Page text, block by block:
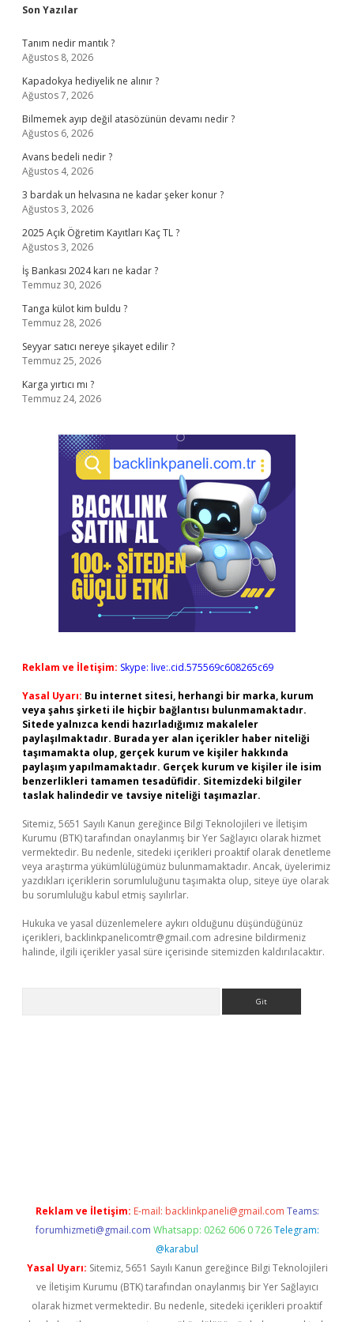
Sidebar
Son Yazılar
Tanım nedir mantık ?
Ağustos 8, 2026
Kapadokya hediyelik ne alınır ?
Ağustos 7, 2026
Bilmemek ayıp değil atasözünün devamı nedir ?
Ağustos 6, 2026
Avans bedeli nedir ?
Ağustos 4, 2026
3 bardak un helvasına ne kadar şeker konur ?
Ağustos 3, 2026
2025 Açık Öğretim Kayıtları Kaç TL ?
Ağustos 3, 2026
İş Bankası 2024 karı ne kadar ?
Temmuz 30, 2026
Tanga külot kim buldu ?
Temmuz 28, 2026
Seyyar satıcı nereye şikayet edilir ?
Temmuz 25, 2026
Karga yırtıcı mı ?
Temmuz 24, 2026
Reklam ve İletişim: Skype: live:.cid.575569c608265c69
Yasal Uyarı: Bu internet sitesi, herhangi bir marka, kurum
veya şahıs şirketi ile hiçbir bağlantısı bulunmamaktadır.
Sitede yalnızca kendi hazırladığımız makaleler
paylaşılmaktadır. Burada yer alan içerikler haber niteliği
taşımamakta olup, gerçek kurum ve kişiler hakkında
paylaşım yapılmamaktadır. Gerçek kurum ve kişiler ile isim
benzerlikleri tamamen tesadüfidir. Sitemizdeki bilgiler
taslak halindedir ve tavsiye niteliği taşımazlar.
Sitemiz, 5651 Sayılı Kanun gereğince Bilgi Teknolojileri ve İletişim
Kurumu (BTK) tarafından onaylanmış bir Yer Sağlayıcı olarak hizmet
vermektedir. Bu nedenle, sitedeki içerikleri proaktif olarak denetleme
veya araştırma yükümlülüğümüz bulunmamaktadır. Ancak, üyelerimiz
yazdıkları içeriklerin sorumluluğunu taşımakta olup, siteye üye olarak
bu sorumluluğu kabul etmiş sayılırlar.
Hukuka ve yasal düzenlemelere aykırı olduğunu düşündüğünüz
içerikleri, backlinkpanelicomtr@gmail.com adresine bildirmeniz
halinde, ilgili içerikler yasal süre içerisinde sitemizden kaldırılacaktır.
Reklam ve İletişim: E-mail: backlinkpaneli@gmail.com Teams:
forumhizmeti@gmail.com Whatsapp: 0262 606 0 726 Telegram:
@karabul
Yasal Uyarı: Sitemiz, 5651 Sayılı Kanun gereğince Bilgi Teknolojileri
ve İletişim Kurumu (BTK) tarafından onaylanmış bir Yer Sağlayıcı
olarak hizmet vermektedir. Bu nedenle, sitedeki içerikleri proaktif